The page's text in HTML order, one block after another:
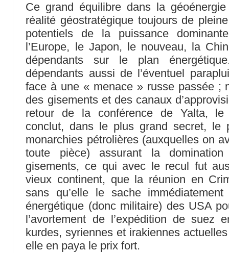
Ce grand équilibre dans la
réalité géostratégique toujours de
potentiels de la puissance
l’Europe, le Japon, le nouveau, la
dépendants sur le plan
dépendants aussi de l’éventuel
face à une « menace » russe passée ;
des gisements et des canaux
retour de la conférence de Yalta, le
conclut, dans le plus grand secret, le
monarchies pétrolières (auxquelles on
toute pièce) assurant la
gisements, ce qui avec le recul fut
vieux continent, que la réunion en
sans qu’elle le sache
énergétique (donc militaire) des USA
l’avortement de l’expédition de suez
kurdes, syriennes et irakiennes
elle en paya le prix fort.